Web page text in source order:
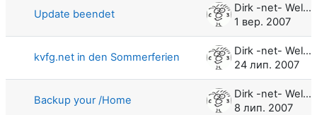
Update beendet
Dirk -net- Weller
1 вер. 2007
kvfg.net in den Sommerferien
Dirk -net- Weller
24 лип. 2007
Backup your /Home
Dirk -net- Weller
8 лип. 2007